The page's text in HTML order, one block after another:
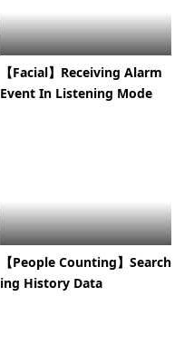
【Facial】Receiving Alarm
Event In Listening Mode
【People Counting】Search
ing History Data